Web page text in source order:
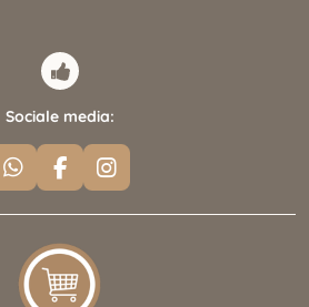
Sociale media:
W
h
a
A
p
F
a
c
e
b
o
o
I
n
s